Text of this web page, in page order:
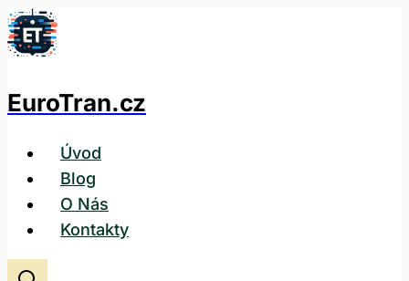
Přeskočit
na
EuroTran.cz
Úvod
Blog
O Nás
Kontakty